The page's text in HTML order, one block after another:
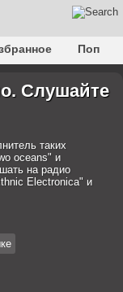
Поп
Фолк
Слушайте
таких
oceans" и
на радио
Electronica" и